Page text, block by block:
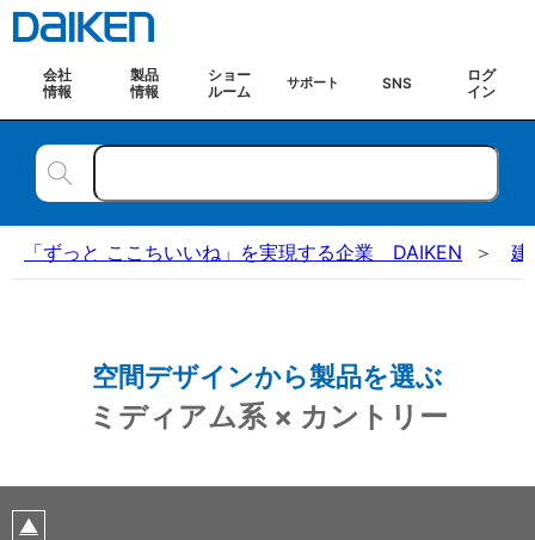
会社
情報
製品
情報
ショー
ルーム
サポート SNS
ログ
イン
「ずっと ここちいいね」を実現する企業 DAIKEN 建
空間デザインから製品を選ぶ
ミディアム系 × カントリー